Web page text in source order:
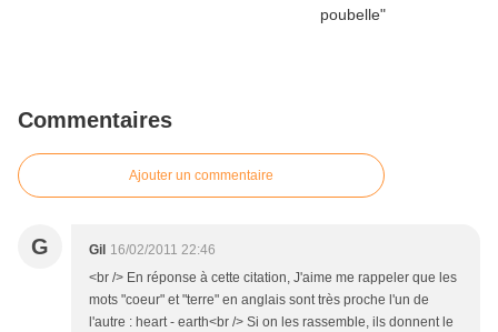
Commentaires
Ajouter un commentaire
G Gil 16/02/2011 22:46
<br /> En réponse à cette citation, J'aime me rappeler que les
mots "coeur" et "terre" en anglais sont très proche l'un de
l'autre : heart - earth<br /> Si on les rassemble, ils donnent le